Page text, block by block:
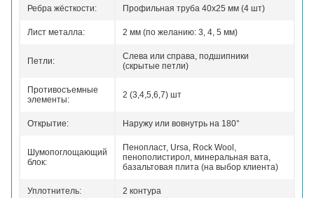
Ребра жёсткости: Профильная труба 40х25 мм (4 шт)
Лист металла: 2 мм (по желанию: 3, 4, 5 мм)
Петли:
Слева или справа, подшипники
(скрытые петли)
Противосъемные
элементы:
2 (3,4,5,6,7) шт
Открытие: Наружу или вовнутрь на 180°
Шумопоглощающий
блок:
Пенопласт, Ursa, Rock Wool,
пенополистирол, минеральная вата,
базальтовая плита (на выбор клиента)
Уплотнитель: 2 контура